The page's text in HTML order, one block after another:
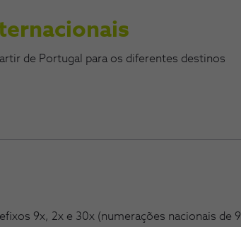
de Portugal para os diferentes destinos
9x, 2x e 30x (numerações nacionais de 9